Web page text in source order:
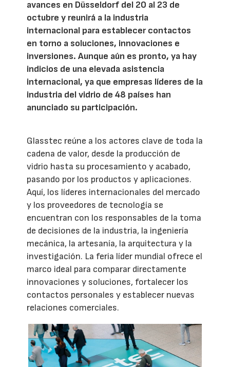
avances en Düsseldorf del 20 al 23 de
octubre y reunirá a la industria
internacional para establecer contactos
en torno a soluciones, innovaciones e
inversiones. Aunque aún es pronto, ya hay
indicios de una elevada asistencia
internacional, ya que empresas líderes de la
industria del vidrio de 48 países han
anunciado su participación.
Glasstec reúne a los actores clave de toda la
cadena de valor, desde la producción de
vidrio hasta su procesamiento y acabado,
pasando por los productos y aplicaciones.
Aquí, los líderes internacionales del mercado
y los proveedores de tecnología se
encuentran con los responsables de la toma
de decisiones de la industria, la ingeniería
mecánica, la artesanía, la arquitectura y la
investigación. La feria líder mundial ofrece el
marco ideal para comparar directamente
innovaciones y soluciones, fortalecer los
contactos personales y establecer nuevas
relaciones comerciales.